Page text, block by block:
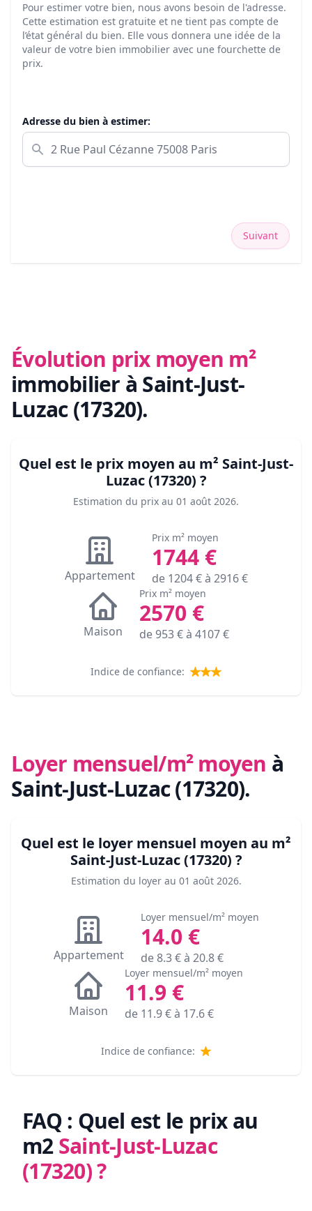
Pour estimer votre bien, nous avons besoin de l'adresse.
Cette estimation est gratuite et ne tient pas compte de
l’état général du bien. Elle vous donnera une idée de la
valeur de votre bien immobilier avec une fourchette de
prix.
Adresse du bien à estimer:
Suivant
Évolution prix moyen m²
immobilier à Saint-Just-
Luzac (17320).
Quel est le prix moyen au m² Saint-Just-
Luzac (17320) ?
Estimation du prix au 01 août 2026.
Appartement
Prix m² moyen
1744€
de 1204€ à 2916€
Maison
Prix m² moyen
2570 €
de953€ à 4107€
Indice de confiance:
Loyer mensuel/m² moyen à
Saint-Just-Luzac (17320).
Quel est le loyer mensuel moyen au m²
Saint-Just-Luzac (17320) ?
Estimation du loyer au 01 août 2026.
Appartement
Loyer mensuel/m² moyen
14.0 €
de8.3€ à 20.8€
Maison
Loyer mensuel/m² moyen
11.9 €
de 11.9€ à 17.6€
Indice de confiance:
FAQ : Quel est le prix au
m2Saint-Just-Luzac
(17320)?